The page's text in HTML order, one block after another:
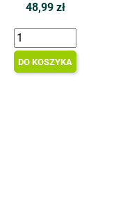
48,99 zł
DO KOSZYKA